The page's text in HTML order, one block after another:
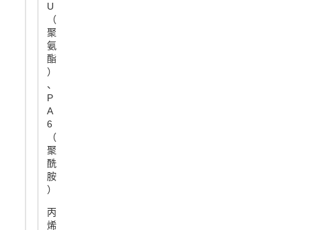
U
（
聚
氨
酯
）
、
P
A
6
（
聚
酰
胺
）
丙
烯